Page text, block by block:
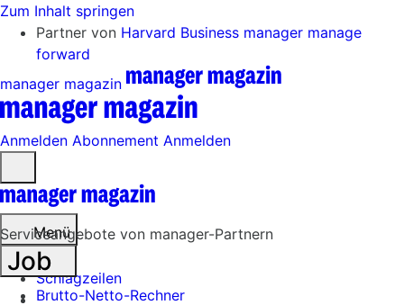
Zum Inhalt springen
Partner von Harvard Business manager manage
forward
manager magazin
Anmelden Abonnement Anmelden
öffnen
Menü
Schlagzeilen
Serviceangebote von manager-Partnern
Job
Brutto-Netto-Rechner